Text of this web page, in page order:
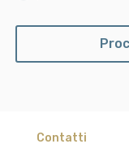
Contatti